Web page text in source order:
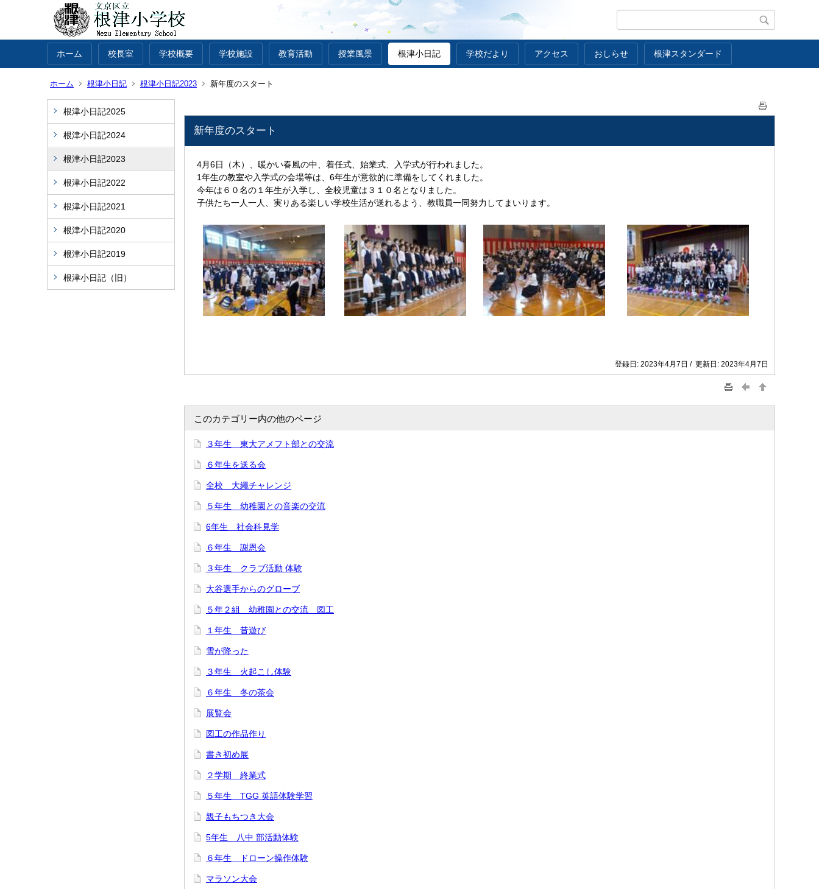
ホーム 校長室 学校概要 学校施設 教育活動 授業風景 根津小日記 学校だより アクセス おしらせ 根津スタンダード
ホーム 根津小日記 根津小日記2023 新年度のスタート
根津小日記2025
根津小日記2024
根津小日記2023
根津小日記2022
根津小日記2021
根津小日記2020
根津小日記2019
根津小日記（旧）
新年度のスタート
4月6日（木）、暖かい春風の中、着任式、始業式、入学式が行われました。
1年生の教室や入学式の会場等は、6年生が意欲的に準備をしてくれました。
今年は６０名の１年生が入学し、全校児童は３１０名となりました。
子供たち一人一人、実りある楽しい学校生活が送れるよう、教職員一同努力してまいります。
登録日: 2023年4月7日 / 更新日: 2023年4月7日
このカテゴリー内の他のページ
３年生 東大アメフト部との交流
６年生を送る会
全校 大繩チャレンジ
５年生 幼稚園との音楽の交流
6年生 社会科見学
６年生 謝恩会
３年生 クラブ活動 体験
大谷選手からのグローブ
５年２組 幼稚園との交流 図工
１年生 昔遊び
雪が降った
３年生 火起こし体験
６年生 冬の茶会
展覧会
図工の作品作り
書き初め展
２学期 終業式
５年生 TGG 英語体験学習
親子もちつき大会
5年生 八中 部活動体験
６年生 ドローン操作体験
マラソン大会